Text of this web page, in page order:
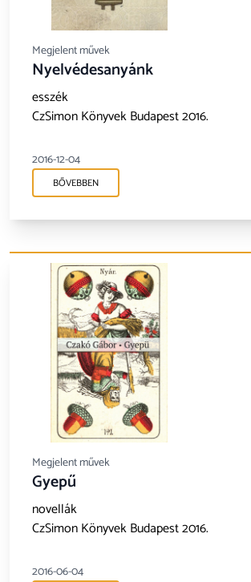
Megjelent művek
Nyelvédesanyánk
esszék
CzSimon Könyvek Budapest 2016.
2016-12-04
BŐVEBBEN
Megjelent művek
Gyepű
novellák
CzSimon Könyvek Budapest 2016.
2016-06-04